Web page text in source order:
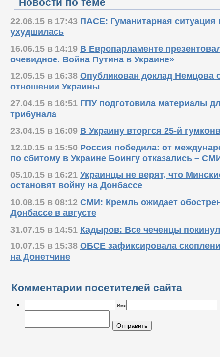
Новости по теме
22.06.15 в 17:43 ПАСЕ: Гуманитарная ситуация
ухудшилась
16.06.15 в 14:19 В Европарламенте
очевидное. Война Путина в Украине»
12.05.15 в 16:38 Опубликован доклад Немцова
отношении Украины
27.04.15 в 16:51 ГПУ подготовила материалы
трибунала
23.04.15 в 16:09 В Украину вторгся 25-й
12.10.15 в 15:50 Россия победила: от
по сбитому в Украине Боингу отказались –
05.10.15 в 16:21 Украинцы не верят, что
остановят войну на Донбассе
10.08.15 в 08:12 СМИ: Кремль ожидает
Донбассе в августе
31.07.15 в 14:51 Кадыров: Все чеченцы
10.07.15 в 15:38 ОБСЕ зафиксировала
на Донетчине
Комментарии посетителей сайта
Имя
Отправить